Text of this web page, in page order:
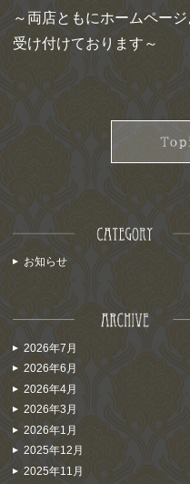
～両店ともにホームペー
受け付けております～
お知らせ
2026年7月
2026年6月
2026年4月
2026年3月
2026年1月
2025年12月
2025年11月